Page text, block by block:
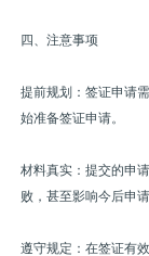
四、注意事项
提前规划：签证申请
始准备签证申请。
材料真实：提交的申
败，甚至影响今后申
遵守规定：在签证有